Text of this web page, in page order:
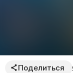
Поделиться